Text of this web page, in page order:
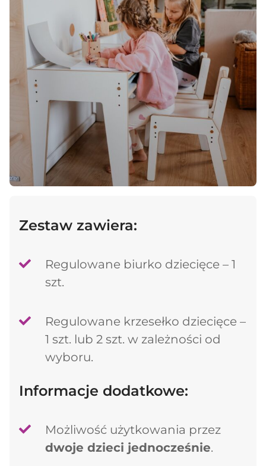
Zestaw zawiera:
Regulowane biurko dziecięce – 1
szt.
Regulowane krzesełko dziecięce –
1 szt. lub 2 szt. w zależności od
wyboru.
Informacje dodatkowe:
Możliwość użytkowania przez
dwoje dzieci jednocześnie.